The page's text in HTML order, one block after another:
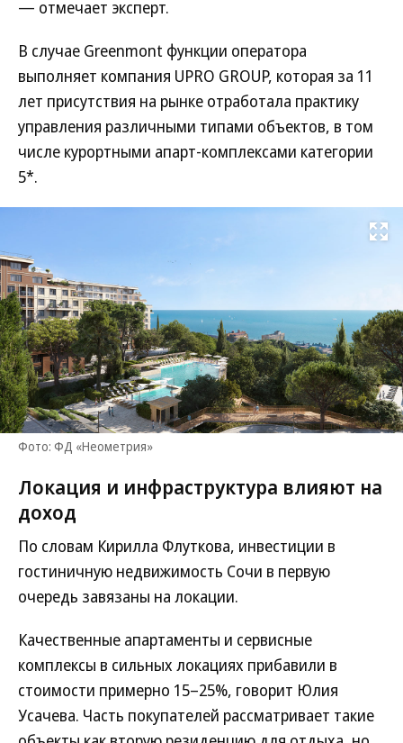
— отмечает эксперт.
В случае Greenmont функции оператора
выполняет компания UPRO GROUP, которая за 11
лет присутствия на рынке отработала практику
управления различными типами объектов, в том
числе курортными апарт-комплексами категории
5*.
Развернуть
Фото: ФД «Неометрия»
Локация и инфраструктура влияют на
доход
По словам Кирилла Флуткова, инвестиции в
гостиничную недвижимость Сочи в первую
очередь завязаны на локации.
Качественные апартаменты и сервисные
комплексы в сильных локациях прибавили в
стоимости примерно 15–25%, говорит Юлия
Усачева. Часть покупателей рассматривает такие